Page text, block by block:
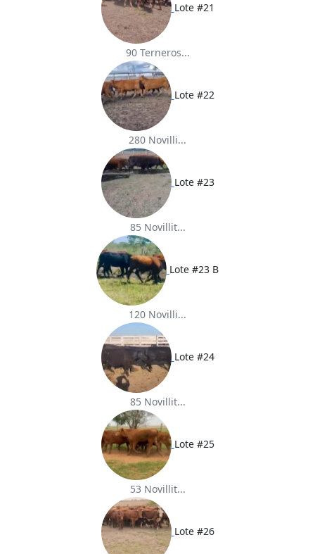
Lote #21
90 Terneros...
Lote #22
280 Novilli...
Lote #23
85 Novillit...
Lote #23 B
120 Novilli...
Lote #24
85 Novillit...
Lote #25
53 Novillit...
Lote #26